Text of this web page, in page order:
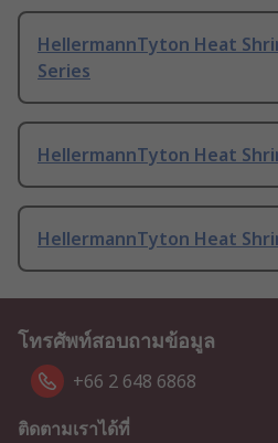
HellermannTyton Heat
Series
HellermannTyton Heat
HellermannTyton Heat
โทรศัพท์สอบถามข้อมูล
+66 2 648 6868
ติดตามเราได้ที่